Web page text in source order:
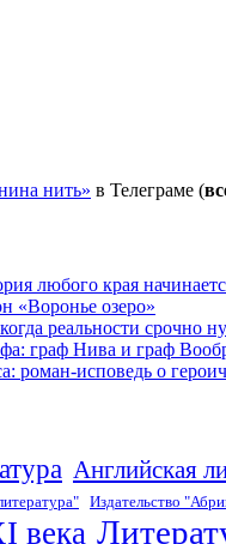
нить» в Телеграме (
любого края
«Воронье озеро»
реальности срочно
граф Нива и граф
исповедь о
Английская
Издательство
века